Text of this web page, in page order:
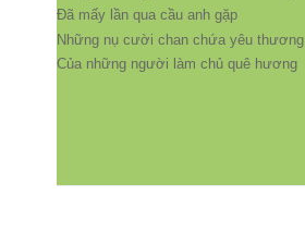
Đã mấy lần qua cầu anh gặp
Những nụ cười chan chứa yêu thương
Của những người làm chủ quê hương